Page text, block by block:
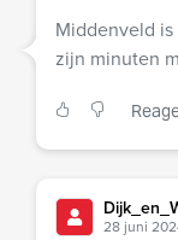
Middenveld
zijn minuten
28 juni